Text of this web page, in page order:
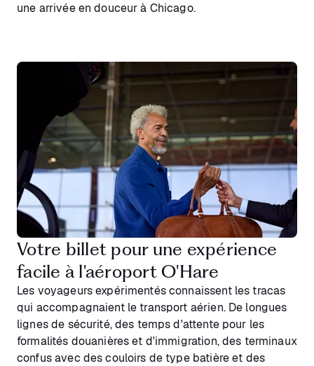
une arrivée en douceur à Chicago.
Votre billet pour une expérience
facile à l'aéroport O'Hare
Les voyageurs expérimentés connaissent les tracas
qui accompagnaient le transport aérien. De longues
lignes de sécurité, des temps d'attente pour les
formalités douanières et d'immigration, des terminaux
confus avec des couloirs de type batière et des